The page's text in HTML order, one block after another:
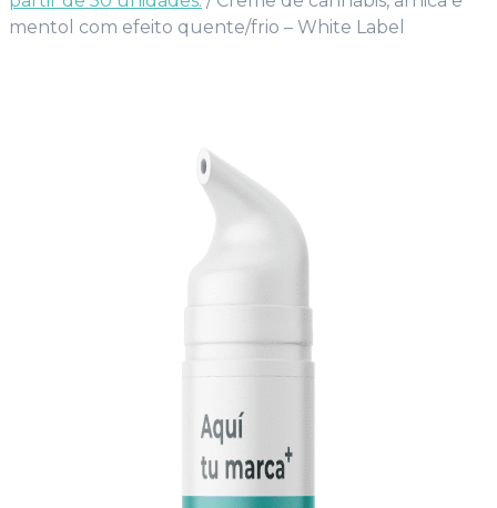
mentol com efeito quente/frio – White Label